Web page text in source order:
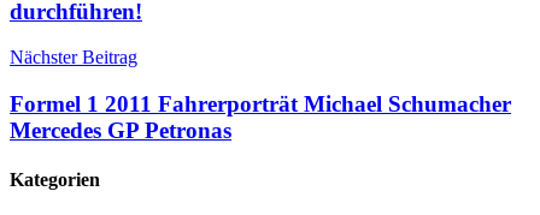
durchführen!
Nächster Beitrag
Formel 1 2011 Fahrerporträt Michael Schumacher
Mercedes GP Petronas
Kategorien